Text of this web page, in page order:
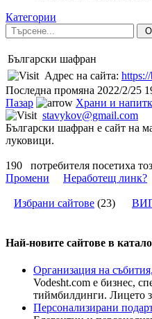
Категории
Български шафран
Адрес на сайта:
Последна промяна 2022/2/25
Пазар
Храни и
stavykov@gmail.com
Български шафран е сайт на
луковици.
190 потребителя посетиха
Промени
Неработещ линк?
Избрани сайтове (23)
Най-новите сайтoве в
Организация на
Vodesht.com е бизнес,
тиймбилдинги. Лицето
Персонализирани